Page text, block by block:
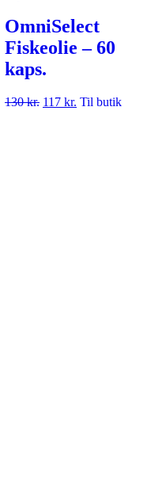
OmniSelect
Fiskeolie – 60
kaps.
130kr. 117 kr. Til butik